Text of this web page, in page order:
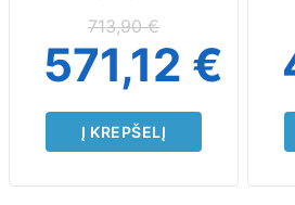
713,90€
571,12 €
Į KREPŠELĮ